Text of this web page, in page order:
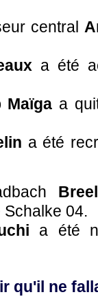
central
a été
Maïga a
a été
04.
a été
qu'il ne